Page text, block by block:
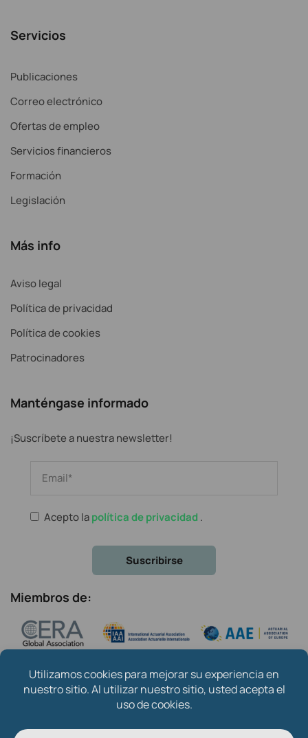
Servicios
Publicaciones
Correo electrónico
Ofertas de empleo
Servicios financieros
Formación
Legislación
Más info
Aviso legal
Política de privacidad
Política de cookies
Patrocinadores
Manténgase informado
¡Suscríbete a nuestra newsletter!
Acepto lapolítica de privacidad .
Miembros de:
Copyright © 2024Instituto de Actuarios Españoles.